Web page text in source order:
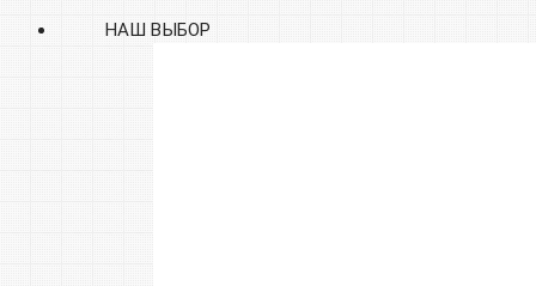
НАШ ВЫБОР